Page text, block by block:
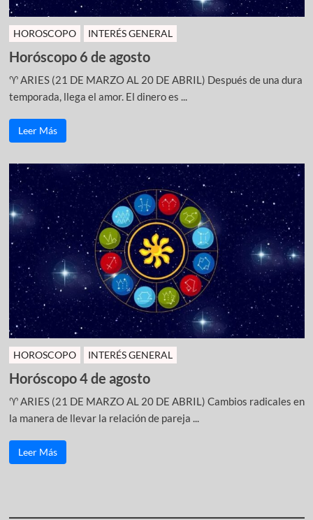
HOROSCOPO INTERÉS GENERAL
Horóscopo 6 de agosto
♈ ARIES (21 DE MARZO AL 20 DE ABRIL) Después de una dura
temporada, llega el amor. El dinero es ...
Leer Más
HOROSCOPO INTERÉS GENERAL
Horóscopo 4 de agosto
♈ ARIES (21 DE MARZO AL 20 DE ABRIL) Cambios radicales en
la manera de llevar la relación de pareja ...
Leer Más